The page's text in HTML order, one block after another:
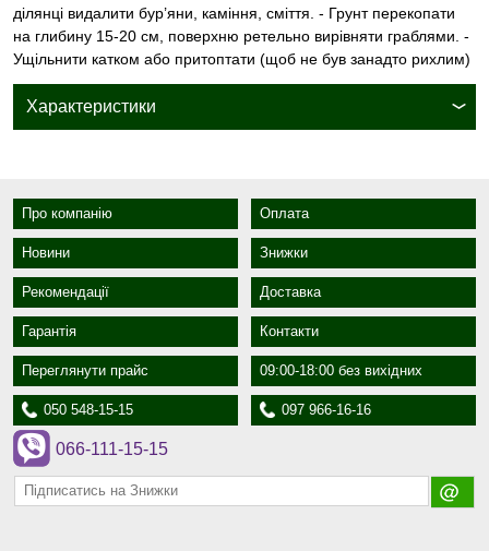
ділянці видалити бур’яни, каміння, сміття. - Грунт перекопати
на глибину 15-20 см, поверхню ретельно вирівняти граблями. -
Ущільнити катком або притоптати (щоб не був занадто рихлим)
Характеристики
Про компанію Оплата
Новини Знижки
Рекомендації Доставка
Гарантія Контакти
Переглянути прайс 09:00-18:00 без вихідних
050 548-15-15 097 966-16-16
066-111-15-15